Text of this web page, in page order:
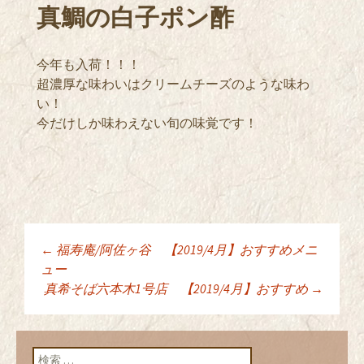
真鯛の白子ポン酢
今年も入荷！！！
超濃厚な味わいはクリームチーズのような味わ
い！
今だけしか味わえない旬の味覚です！
投稿ナビゲーショ
ン
← 福寿庵/阿佐ヶ谷 【2019/4月】おすすめメニ
ュー
真希そば六本木1号店 【2019/4月】おすすめ →
検索: